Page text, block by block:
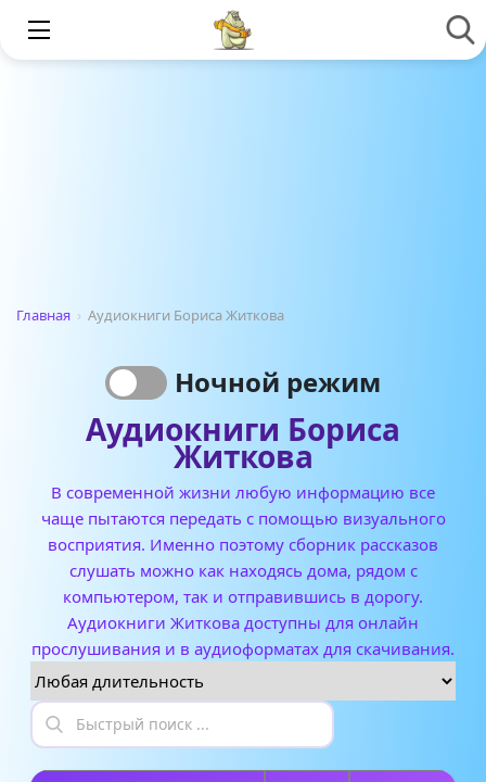
Главная › Аудиокниги Бориса Житкова
Ночной режим
Аудиокниги Бориса
Житкова
В современной жизни любую информацию все
чаще пытаются передать с помощью визуального
восприятия. Именно поэтому сборник рассказов
слушать можно как находясь дома, рядом с
компьютером, так и отправившись в дорогу.
Аудиокниги Житкова доступны для онлайн
прослушивания и в аудиоформатах для скачивания.